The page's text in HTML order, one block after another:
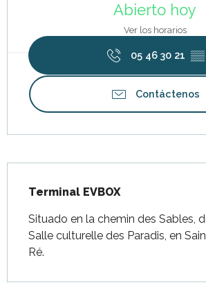
Abierto hoy
Ver los horarios
05 46 30 21 ▒▒
Contáctenos
Terminal EVBOX
Situado en la chemin des Sables,
Salle culturelle des Paradis, en
Ré.